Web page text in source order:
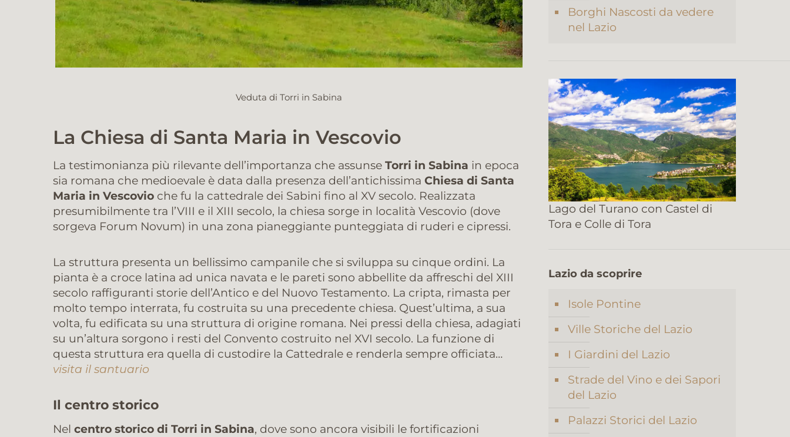
Veduta di Torri in Sabina
La Chiesa di Santa Maria in Vescovio
La testimonianza più rilevante dell’importanza che assunseTorri in Sabina in epoca
sia romana che medioevale è data dalla presenza dell’antichissimaChiesa di Santa
Maria in Vescovio che fu la cattedrale dei Sabini fino al XV secolo. Realizzata
presumibilmente tra l’VIII e il XIII secolo, la chiesa sorge in località Vescovio (dove
sorgeva Forum Novum) in una zona pianeggiante punteggiata di ruderi e cipressi.
La struttura presenta un bellissimo campanile che si sviluppa su cinque ordini. La
pianta è a croce latina ad unica navata e le pareti sono abbellite da affreschi del XIII
secolo raffiguranti storie dell’Antico e del Nuovo Testamento. La cripta, rimasta per
molto tempo interrata, fu costruita su una precedente chiesa. Quest’ultima, a sua
volta, fu edificata su una struttura di origine romana. Nei pressi della chiesa, adagiati
su un’altura sorgono i resti del Convento costruito nel XVI secolo. La funzione di
questa struttura era quella di custodire la Cattedrale e renderla sempre officiata…
visita il santuario
Il centro storico
Nelcentro storico di Torri in Sabina, dove sono ancora visibili le fortificazioni
Borghi Nascosti da vedere
nel Lazio
Lago del Turano con Castel di
Tora e Colle di Tora
Lazio da scoprire
Isole Pontine
Ville Storiche del Lazio
I Giardini del Lazio
Strade del Vino e dei Sapori
del Lazio
Palazzi Storici del Lazio